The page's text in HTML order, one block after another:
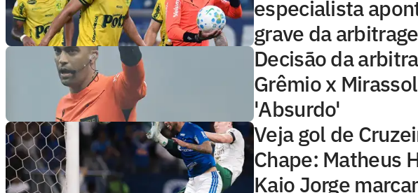
especialista
grave da
Decisão da
Grêmio x
'Absurdo'
Veja gol de
Chape: Matheus
Kaio Jorge